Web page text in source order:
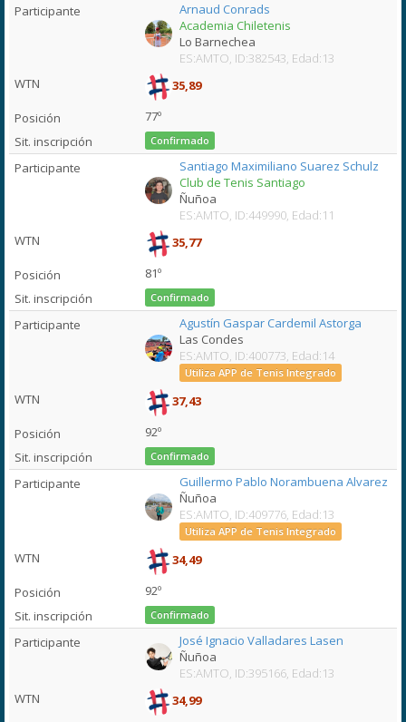
Arnaud Conrads
Academia Chiletenis
Lo Barnechea
ES:AMTO, ID:382543, Edad:13
35,89
77º
Confirmado
Santiago Maximiliano Suarez Schulz
Club de Tenis Santiago
Ñuñoa
ES:AMTO, ID:449990, Edad:11
35,77
81º
Confirmado
Agustín Gaspar Cardemil Astorga
Las Condes
ES:AMTO, ID:400773, Edad:14
Utiliza APP de Tenis Integrado
37,43
92º
Confirmado
Guillermo Pablo Norambuena Alvarez
Ñuñoa
ES:AMTO, ID:409776, Edad:13
Utiliza APP de Tenis Integrado
34,49
92º
Confirmado
José Ignacio Valladares Lasen
Ñuñoa
ES:AMTO, ID:395166, Edad:13
34,99